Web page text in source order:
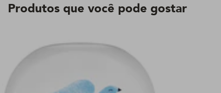
Produtos que você pode gostar